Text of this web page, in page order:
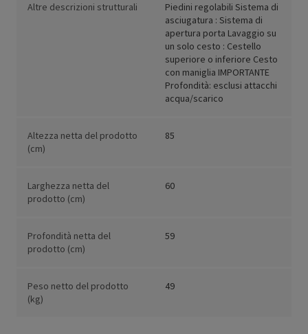
Altre descrizioni strutturali
Piedini regolabili Sistema di
asciugatura : Sistema di
apertura porta Lavaggio su
un solo cesto : Cestello
superiore o inferiore Cesto
con maniglia IMPORTANTE
Profondità: esclusi attacchi
acqua/scarico
Altezza netta del prodotto
(cm)
85
Larghezza netta del
prodotto (cm)
60
Profondità netta del
prodotto (cm)
59
Peso netto del prodotto
(kg)
49